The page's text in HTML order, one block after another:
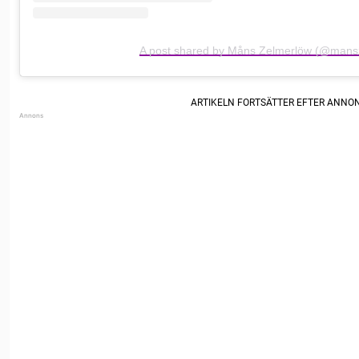
A post shared by Måns Zelmerlöw